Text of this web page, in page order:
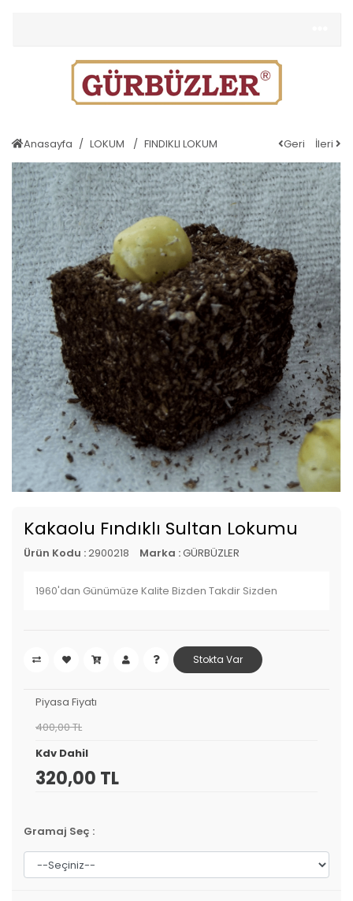
Anasayfa LOKUM FINDIKLI LOKUM Geri İleri
Kakaolu Fındıklı Sultan Lokumu
Ürün Kodu :2900218 Marka :GÜRBÜZLER
1960'dan Günümüze Kalite Bizden Takdir Sizden
Stokta Var
Piyasa Fiyatı
400,00 TL
Kdv Dahil
320,00 TL
Gramaj Seç :